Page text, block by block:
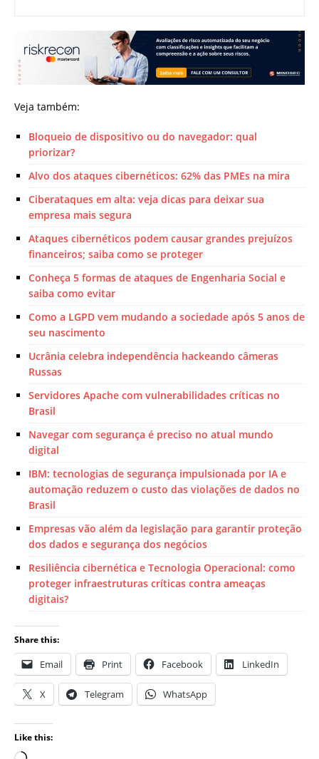
Veja também:
Bloqueio de dispositivo ou do navegador: qual
priorizar?
Alvo dos ataques cibernéticos: 62% das PMEs na mira
Ciberataques em alta: veja dicas para deixar sua
empresa mais segura
Ataques cibernéticos podem causar grandes prejuízos
financeiros; saiba como se proteger
Conheça 5 formas de ataques de Engenharia Social e
saiba como evitar
Como a LGPD vem mudando a sociedade após 5 anos de
seu nascimento
Ucrânia celebra independência hackeando câmeras
Russas
Servidores Apache com vulnerabilidades críticas no
Brasil
Navegar com segurança é preciso no atual mundo
digital
IBM: tecnologias de segurança impulsionada por IA e
automação reduzem o custo das violações de dados no
Brasil
Empresas vão além da legislação para garantir proteção
dos dados e segurança dos negócios
Resiliência cibernética e Tecnologia Operacional: como
proteger infraestruturas críticas contra ameaças
digitais?
Share this:
Email Print Facebook LinkedIn
X Telegram WhatsApp
Like this: